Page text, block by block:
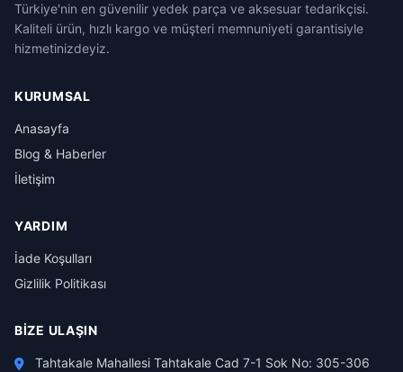
Türkiye'nin en güvenilir yedek parça ve aksesuar tedarikçisi.
Kaliteli ürün, hızlı kargo ve müşteri memnuniyeti garantisiyle
hizmetinizdeyiz.
KURUMSAL
Anasayfa
Blog & Haberler
İletişim
YARDIM
İade Koşulları
Gizlilik Politikası
BIZE ULAŞIN
Tahtakale Mahallesi Tahtakale Cad 7-1 Sok No: 305-306